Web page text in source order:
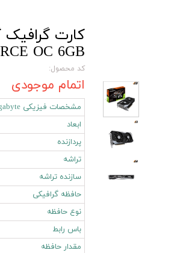
OC 6GB
کد محصول:
اتمام موجودی
مشخصات فیزیکی VGA Gigabyte
ابعاد
پردازنده
تراشه
سازنده تراشه
حافظه گرافیکی
نوع حافظه
باس رابط
مقدار حافظه